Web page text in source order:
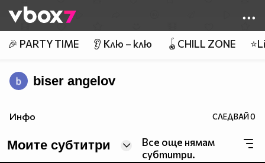
👾
🎉 PARTY TIME 👂 Клю – клю 🪀CHILL ZONE
biser angelov
Инфо СЛЕДВАЙ0
Моите субтитри
Все още нямам
субтитри.